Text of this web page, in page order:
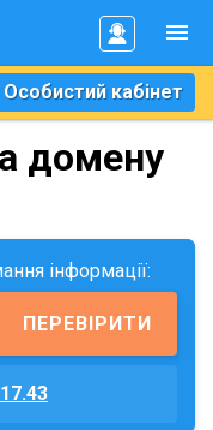
Особистий кабінет
домену
інформації:
ПЕРЕВІРИТИ